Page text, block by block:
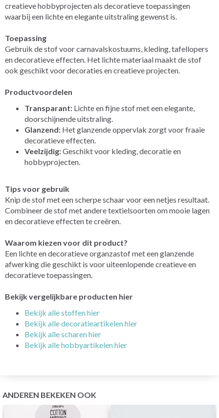
creatieve hobbyprojecten als decoratieve toepassingen
waarbij een lichte en elegante uitstraling gewenst is.
Toepassing
Gebruik de stof voor carnavalskostuums, kleding, tafellopers
en decoratieve effecten. Het lichte materiaal maakt de stof
ook geschikt voor decoraties en creatieve projecten.
Productvoordelen
Transparant: Lichte en fijne stof met een elegante,
doorschijnende uitstraling.
Glanzend: Het glanzende oppervlak zorgt voor fraaie
decoratieve effecten.
Veelzijdig:Geschikt voor kleding, decoratie en
hobbyprojecten.
Tips voor gebruik
Knip de stof met een scherpe schaar voor een netjes resultaat.
Combineer de stof met andere textielsoorten om mooie lagen
en decoratieve effecten te creëren.
Waarom kiezen voor dit product?
Een lichte en decoratieve organzastof met een glanzende
afwerking die geschikt is voor uiteenlopende creatieve en
decoratieve toepassingen.
Bekijk vergelijkbare producten hier
Bekijk alle stoffen hier
Bekijk alle decoratieartikelen hier
Bekijk alle scharen hier
Bekijk alle hobbyartikelen hier
ANDEREN BEKEKEN OOK